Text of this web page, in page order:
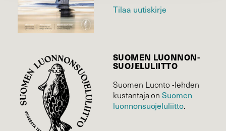
Tilaa uutiskirje
SUOMEN LUONNON­
SUOJELU­LIITTO
Suomen Luonto -lehden
kustantaja onSuomen
luonnonsuojelu­liitto.